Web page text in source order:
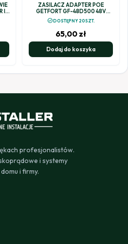
IP
ZASILACZ ADAPTER POE
GETFORT GF-48D500 48V
check_circleDOSTĘPNY 20SZT.
65,00 zł
Dodaj do koszyka
profesjonalistów.
i systemy
i firmy.